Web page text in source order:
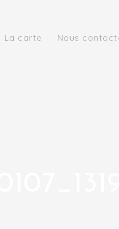
La carte Nous